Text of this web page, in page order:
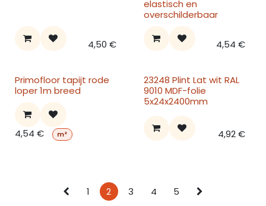
4,50 €
elastisch en
overschilderbaar
4,54 €
Primofloor tapijt rode
loper 1m breed
4,54 € m²
23248 Plint Lat wit RAL
9010 MDF-folie
5x24x2400mm
4,92€
1 2 3 4 5